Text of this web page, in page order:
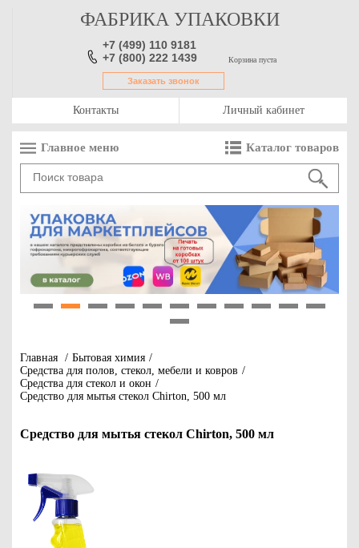
ФАБРИКА УПАКОВКИ
+7 (499) 110 9181
+7 (800) 222 1439
Заказать звонок
Корзина пуста
Контакты Личный кабинет
Главное меню Каталог товаров
Главная / Бытовая химия /
Средства для полов, стекол, мебели и ковров /
Средства для стекол и окон /
Средство для мытья стекол Chirton, 500 мл
Средство для мытья стекол Chirton, 500 мл